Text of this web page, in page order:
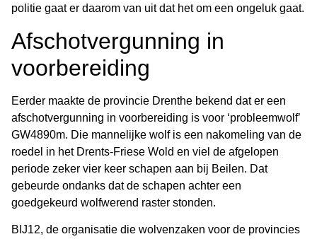
politie gaat er daarom van uit dat het om een ongeluk gaat.
Afschotvergunning in
voorbereiding
Eerder maakte de provincie Drenthe bekend dat er een
afschotvergunning in voorbereiding is voor ‘probleemwolf’
GW4890m. Die mannelijke wolf is een nakomeling van de
roedel in het Drents-Friese Wold en viel de afgelopen
periode zeker vier keer schapen aan bij Beilen. Dat
gebeurde ondanks dat de schapen achter een
goedgekeurd wolfwerend raster stonden.
BIJ12, de organisatie die wolvenzaken voor de provincies